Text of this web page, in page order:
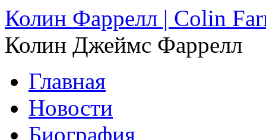
Колин Фаррелл | Colin
Колин Джеймс Фаррелл
Главная
Новости
Биография